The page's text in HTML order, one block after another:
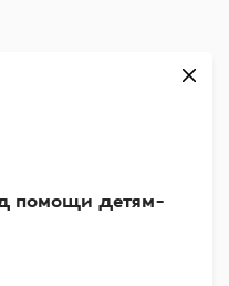
помощи детям-